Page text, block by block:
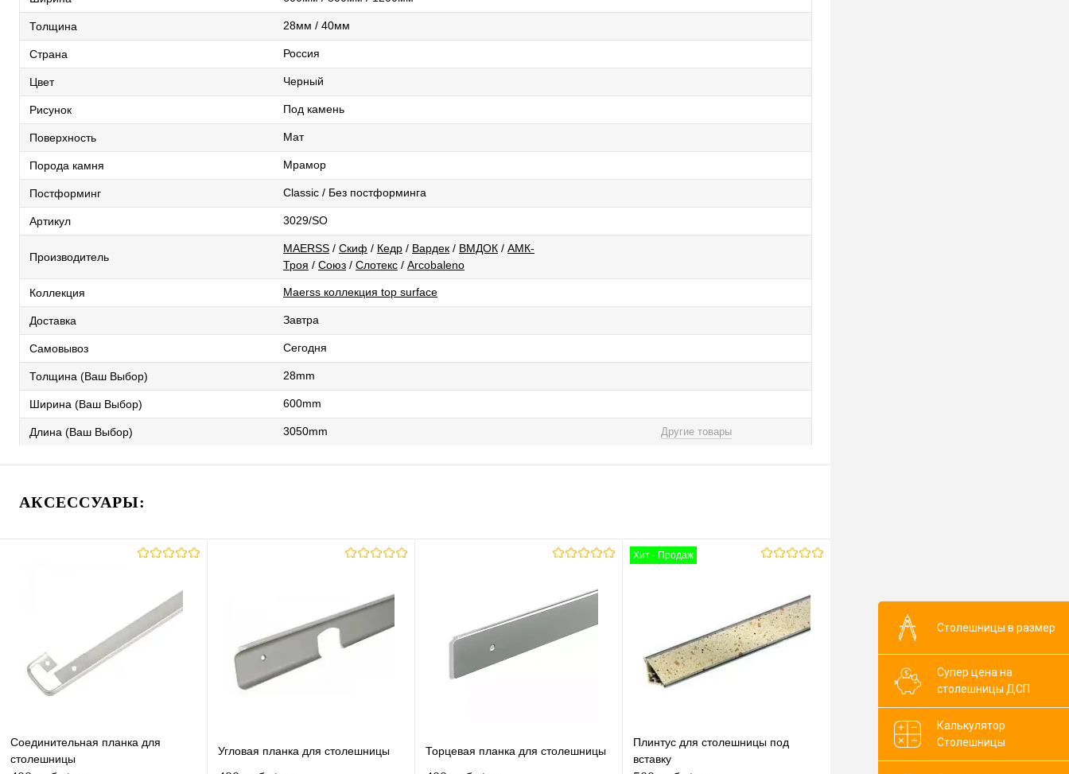
Толщина 28мм / 40мм
Страна Россия
Цвет Черный
Рисунок Под камень
Поверхность Мат
Порода камня Мрамор
Постформинг Classic / Без постформинга
Артикул 3029/SO
Производитель
MAERSS / Скиф / Кедр / Вардек / ВМДОК / АМК-
Троя / Союз / Слотекс / Arcobaleno
Коллекция Maerss коллекция top surface
Доставка Завтра
Самовывоз Сегодня
Толщина (Ваш Выбор) 28mm
Ширина (Ваш Выбор) 600mm
Длина (Ваш Выбор) 3050mm Другие товары
АКСЕССУАРЫ:
Соединительная планка для
столешницы
Угловая планка для столешницы Торцевая планка для столешницы
Хит - Продаж
Плинтус для столешницы под
вставку
Столешницы в размер
Супер цена на
столешницы ДСП
Калькулятор
Столешницы